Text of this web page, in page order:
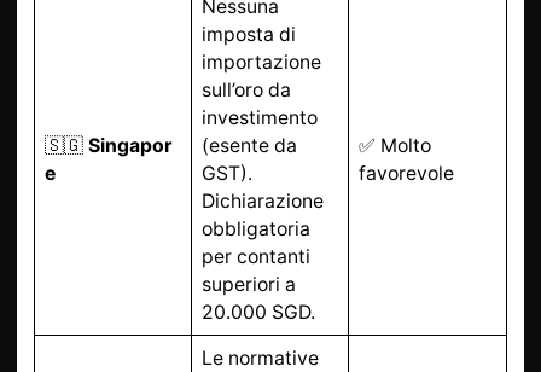
🇸🇬 Singapor
e
Nessuna
imposta di
importazione
sull’oro da
investimento
(esente da
GST).
Dichiarazione
obbligatoria
per contanti
superiori a
20.000 SGD.
✅ Molto
favorevole
Le normative